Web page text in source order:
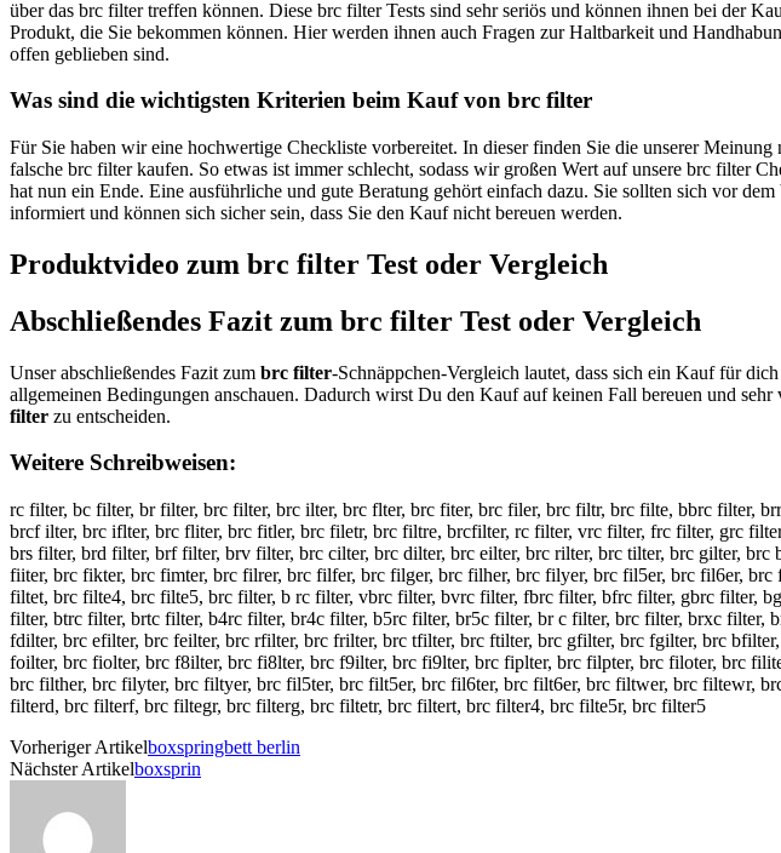
über das brc filter treffen können. Diese brc filter Tests sind sehr seriös und können ihnen bei der
Produkt, die Sie bekommen können. Hier werden ihnen auch Fragen zur Haltbarkeit und
offen geblieben sind.
Was sind die wichtigsten Kriterien beim Kauf von brc filter
Für Sie haben wir eine hochwertige Checkliste vorbereitet. In dieser finden Sie die unserer
falsche brc filter kaufen. So etwas ist immer schlecht, sodass wir großen Wert auf unsere brc filter
hat nun ein Ende. Eine ausführliche und gute Beratung gehört einfach dazu. Sie sollten sich vor
informiert und können sich sicher sein, dass Sie den Kauf nicht bereuen werden.
Produktvideo zum brc filter Test oder Vergleich
Abschließendes Fazit zum brc filter Test oder Vergleich
Unser abschließendes Fazit zum brc filter-Schnäppchen-Vergleich lautet, dass sich ein Kauf für
allgemeinen Bedingungen anschauen. Dadurch wirst Du den Kauf auf keinen Fall bereuen und sehr
filter zu entscheiden.
Weitere Schreibweisen:
rc filter, bc filter, br filter, brc filter, brc ilter, brc flter, brc fiter, brc filer, brc filtr, brc filte, bbrc filter,
brcf ilter, brc iflter, brc fliter, brc fitler, brc filetr, brc filtre, brcfilter, rc filter, vrc filter, frc filter, grc
brs filter, brd filter, brf filter, brv filter, brc cilter, brc dilter, brc eilter, brc rilter, brc tilter, brc gilter,
fiiter, brc fikter, brc fimter, brc filrer, brc filfer, brc filger, brc filher, brc filyer, brc fil5er, brc fil6er,
filtet, brc filte4, brc filte5, brc filter, b rc filter, vbrc filter, bvrc filter, fbrc filter, bfrc filter, gbrc filter,
filter, btrc filter, brtc filter, b4rc filter, br4c filter, b5rc filter, br5c filter, br c filter, brc filter, brxc
fdilter, brc efilter, brc feilter, brc rfilter, brc frilter, brc tfilter, brc ftilter, brc gfilter, brc fgilter, brc
foilter, brc fiolter, brc f8ilter, brc fi8lter, brc f9ilter, brc fi9lter, brc fiplter, brc filpter, brc filoter, brc
brc filther, brc filyter, brc filtyer, brc fil5ter, brc filt5er, brc fil6ter, brc filt6er, brc filtwer, brc filtewr,
filterd, brc filterf, brc filtegr, brc filterg, brc filtetr, brc filtert, brc filter4, brc filte5r, brc filter5
Vorheriger Artikelboxspringbett berlin
Nächster Artikelboxsprin